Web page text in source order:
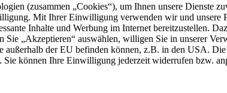
(zusammen „Cookies“), um Ihnen unsere Dienste
Mit Ihrer Einwilligung verwenden wir und unsere
Inhalte und Werbung im Internet bereitzustellen.
„Akzeptieren“ auswählen, willigen Sie in unserer
außerhalb der EU befinden können, z.B. in den USA.
Sie können Ihre Einwilligung jederzeit widerrufen bzw.